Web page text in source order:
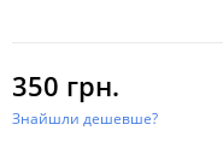
350 грн.
Знайшли дешевше?